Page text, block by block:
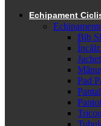
Echipament
Bib
Pad